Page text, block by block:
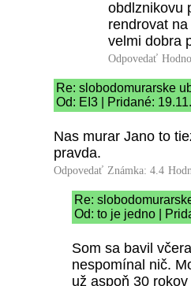
obdlznikovu
rendrovat
velmi dobra
Odpovedať
Re: slobodomurarske
Od: EI3 | Pridané:
Nas murar Jano to
pravda.
Odpovedať Známka: 4.4
Re:
Od: to je jedno |
Som sa bavil
nespomínal nič.
už aspoň 30